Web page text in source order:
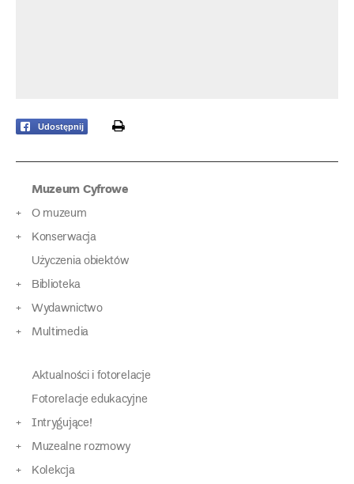
Udostępnij print
Muzeum Cyfrowe
O muzeum
Konserwacja
Użyczenia obiektów
Biblioteka
Wydawnictwo
Multimedia
Aktualności i fotorelacje
Fotorelacje edukacyjne
Intrygujące!
Muzealne rozmowy
Kolekcja